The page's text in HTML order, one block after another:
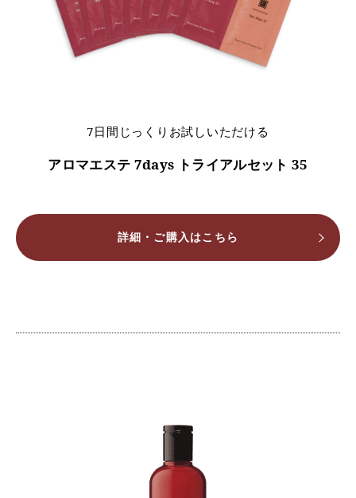
7日間じっくりお試しいただける
アロマエステ 7days トライアルセット 35
詳細・ご購入はこちら